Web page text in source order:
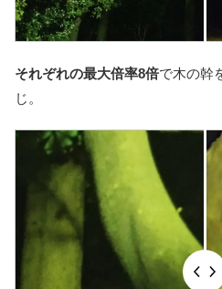
それぞれの最大倍率8倍で木の幹
じ。